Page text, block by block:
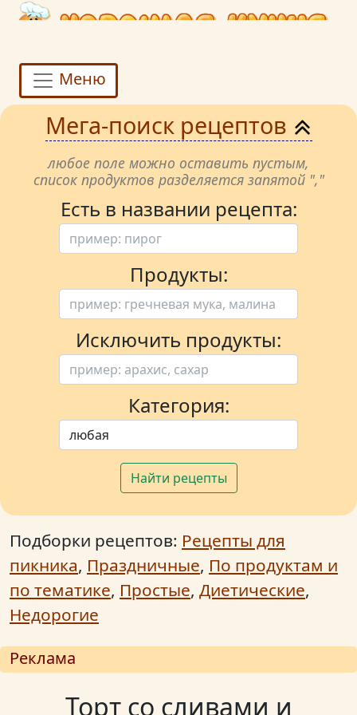
Меню
Мега-поиск рецептов
любое поле можно оставить пустым,
список продуктов разделяется запятой ","
Есть в названии рецепта:
Продукты:
Исключить продукты:
Категория:
Найти рецепты
Подборки рецептов: Рецепты для
пикника, Праздничные, По продуктам и
по тематике, Простые, Диетические,
Недорогие
Реклама
Торт со сливами и